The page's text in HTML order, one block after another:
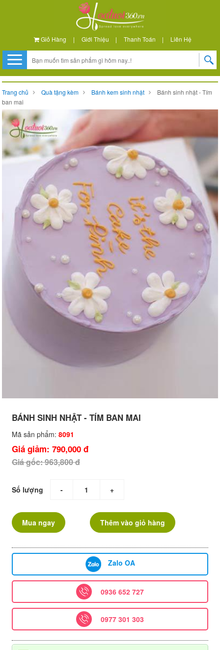
Giỏ Hàng | Giới Thiệu | Thanh Toán | Liên Hệ
Trang chủ Quà tặng kèm Bánh kem sinh nhật
Bánh sinh nhật - Tím
ban mai
BÁNH SINH NHẬT - TÍM BAN MAI
Mã sản phẩm: 8091
Giá giảm: 790,000 đ
Giá gốc: 963,800 đ
Số lượng - +
Mua ngay Thêm vào giỏ hàng
Zalo OA
0936 652 727
0977 301 303